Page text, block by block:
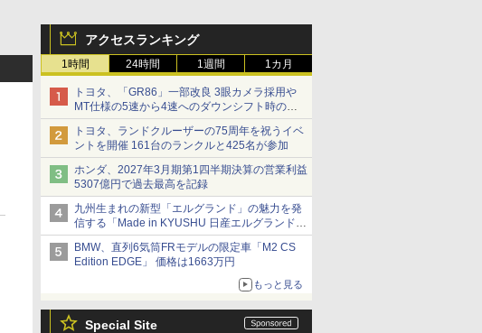
アクセスランキング
1時間 24時間 1週間 1カ月
トヨタ、「GR86」一部改良 3眼カメラ採用や
MT仕様の5速から4速へのダウンシフト時の操
作性向上など
トヨタ、ランドクルーザーの75周年を祝うイベ
ントを開催 161台のランクルと425名が参加
ホンダ、2027年3月期第1四半期決算の営業利益
5307億円で過去最高を記録
九州生まれの新型「エルグランド」の魅力を発
信する「Made in KYUSHU 日産エルグランドデ
ー」8月14日開催
BMW、直列6気筒FRモデルの限定車「M2 CS
Edition EDGE」 価格は1663万円
もっと見る
Special Site